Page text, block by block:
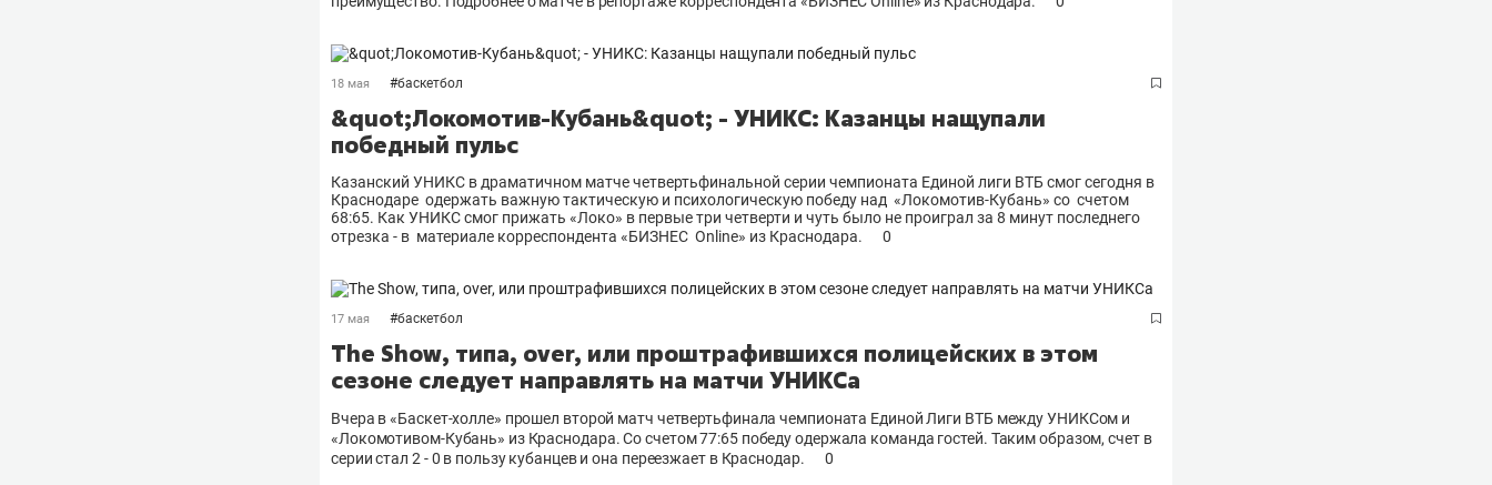
18 мая #баскетбол
&quot;Локомотив-Кубань&quot; - УНИКС: Казанцы нащупали
победный пульс
Казанский УНИКС в драматичном матче четвертьфинальной серии чемпионата Единой лиги ВТБ смог сегодня в
Краснодаре одержать важную тактическую и психологическую победу над «Локомотив-Кубань» со счетом
68:65. Как УНИКС смог прижать «Локо» в первые три четверти и чуть было не проиграл за 8 минут последнего
отрезка - в материале корреспондента «БИЗНЕС Online» из Краснодара.
0
17 мая #баскетбол
The Show, типа, over, или проштрафившихся полицейских в этом
сезоне следует направлять на матчи УНИКСа
Вчера в «Баскет-холле» прошел второй матч четвертьфинала чемпионата Единой Лиги ВТБ между УНИКСом и
«Локомотивом-Кубань» из Краснодара. Со счетом 77:65 победу одержала команда гостей. Таким образом, счет в
серии стал 2 - 0 в пользу кубанцев и она переезжает в Краснодар.
0